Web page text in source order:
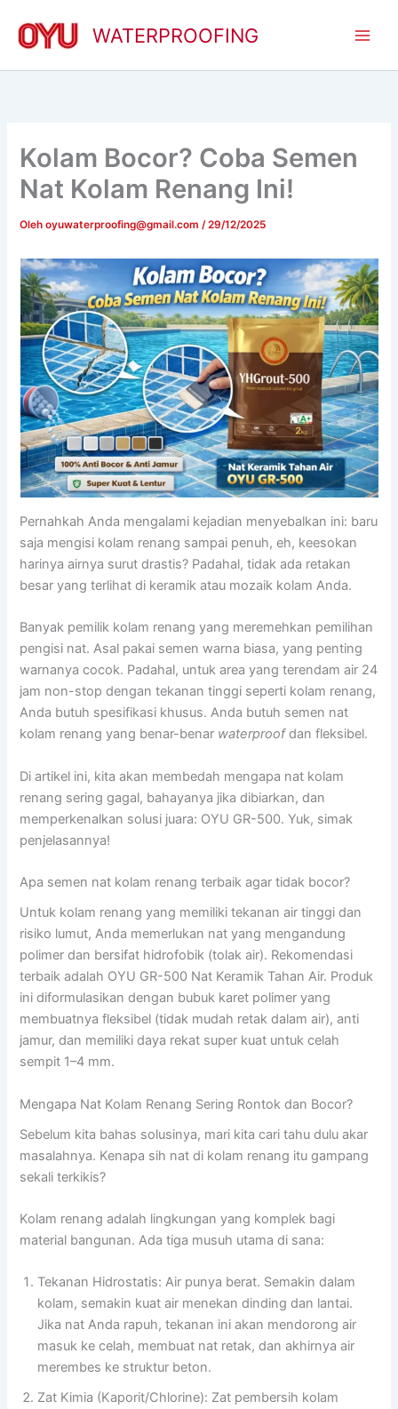
konten
WATERPROOFING
Kolam Bocor? Coba Semen
Nat Kolam Renang Ini!
Olehoyuwaterproofing@gmail.com/29/12/2025
Pernahkah Anda mengalami kejadian menyebalkan ini: baru
saja mengisi kolam renang sampai penuh, eh, keesokan
harinya airnya surut drastis? Padahal, tidak ada retakan
besar yang terlihat di keramik atau mozaik kolam Anda.
Banyak pemilik kolam renang yang meremehkan pemilihan
pengisi nat. Asal pakai semen warna biasa, yang penting
warnanya cocok. Padahal, untuk area yang terendam air 24
jam non-stop dengan tekanan tinggi seperti kolam renang,
Anda butuh spesifikasi khusus. Anda butuh semen nat
kolam renang yang benar-benar waterproofdan fleksibel.
Di artikel ini, kita akan membedah mengapa nat kolam
renang sering gagal, bahayanya jika dibiarkan, dan
memperkenalkan solusi juara: OYU GR-500. Yuk, simak
penjelasannya!
Apa semen nat kolam renang terbaik agar tidak bocor?
Untuk kolam renang yang memiliki tekanan air tinggi dan
risiko lumut, Anda memerlukan nat yang mengandung
polimer dan bersifat hidrofobik (tolak air). Rekomendasi
terbaik adalah OYU GR-500 Nat Keramik Tahan Air. Produk
ini diformulasikan dengan bubuk karet polimer yang
membuatnya fleksibel (tidak mudah retak dalam air), anti
jamur, dan memiliki daya rekat super kuat untuk celah
sempit 1–4 mm.
Mengapa Nat Kolam Renang Sering Rontok dan Bocor?
Sebelum kita bahas solusinya, mari kita cari tahu dulu akar
masalahnya. Kenapa sih nat di kolam renang itu gampang
sekali terkikis?
Kolam renang adalah lingkungan yang komplek bagi
material bangunan. Ada tiga musuh utama di sana:
Tekanan Hidrostatis: Air punya berat. Semakin dalam
kolam, semakin kuat air menekan dinding dan lantai.
Jika nat Anda rapuh, tekanan ini akan mendorong air
masuk ke celah, membuat nat retak, dan akhirnya air
merembes ke struktur beton.
Zat Kimia (Kaporit/Chlorine): Zat pembersih kolam